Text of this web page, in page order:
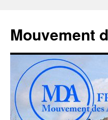
contenu
Mouvement